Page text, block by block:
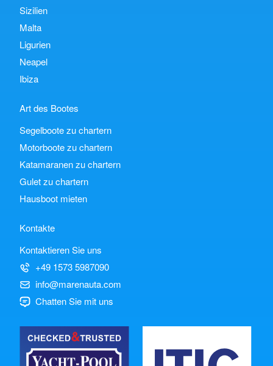
Sizilien
Malta
Ligurien
Neapel
Ibiza
Art des Bootes
Segelboote zu chartern
Motorboote zu chartern
Katamaranen zu chartern
Gulet zu chartern
Hausboot mieten
Kontakte
Kontaktieren Sie uns
+49 1573 5987090
info@marenauta.com
Chatten Sie mit uns